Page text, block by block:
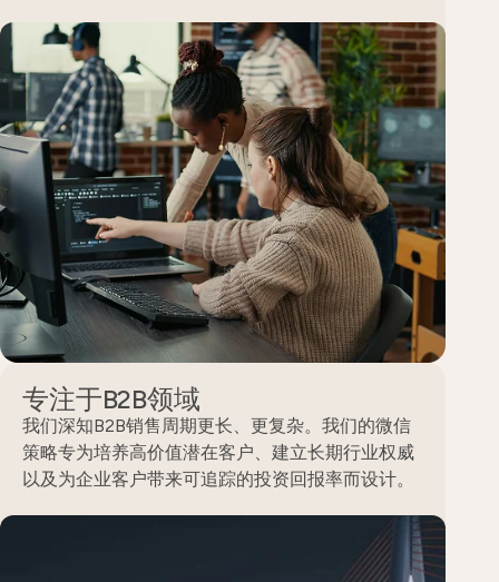
专注于B2B领域
我们深知B2B销售周期更长、更复杂。我们的微信
策略专为培养高价值潜在客户、建立长期行业权威
以及为企业客户带来可追踪的投资回报率而设计。